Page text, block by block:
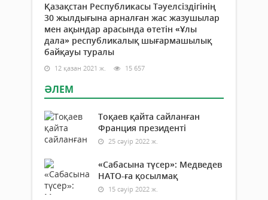
Қазақстан Республикасы Тәуелсіздігінің
30 жылдығына арналған жас жазушылар
мен ақындар арасында өтетін «Ұлы
дала» республикалық шығармашылық
байқауы туралы
12 қазан 2021 ж. 15 657
ӘЛЕМ
Тоқаев қайта сайланған
Франция президенті
25 сәуір 2022 ж.
«Сабасына түсер»: Медведев
НАТО-ға қосылмақ
15 сәуір 2022 ж.